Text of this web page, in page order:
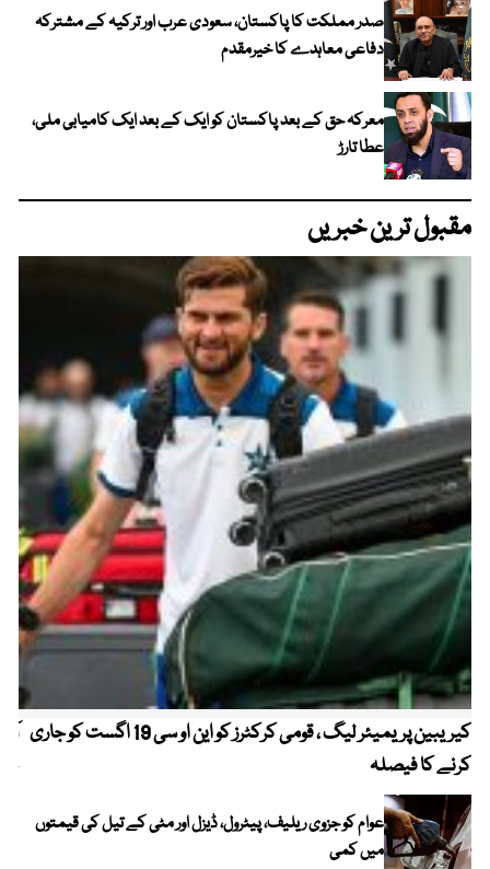
صدر مملکت کا پاکستان، سعودی عرب اور ترکیہ کے مشترکہ
دفاعی معاہدے کا خیرمقدم
معرکہ حق کے بعد پاکستان کو ایک کے بعد ایک کامیابی ملی،
عطا تارڑ
مقبول ترین خبریں
کیریبین پریمیئر لیگ ، قومی کرکٹرز کو این او سی 19 اگست کو جاری
کرنے کا فیصلہ
عوام کو جزوی ریلیف، پیٹرول، ڈیزل اور مٹی کے تیل کی قیمتوں
میں کمی